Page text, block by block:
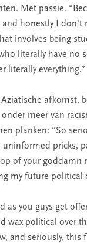
Met passie.
and honestly I don’t
involves being
literally have no
literally everything.”
afkomst,
meer van
planken: “So
pricks,
of your goddamn
my future political
as you guys get
wax political over
and seriously, this